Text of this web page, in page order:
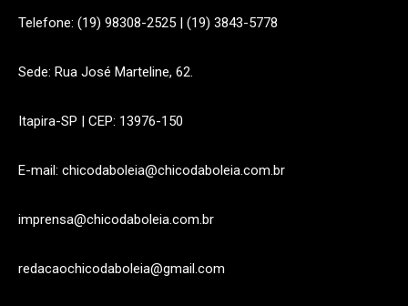
Telefone: (19) 98308-2525 | (19) 3843-5778
Sede: Rua José Marteline, 62.
Itapira-SP | CEP: 13976-150
E-mail: chicodaboleia@chicodaboleia.com.br
imprensa@chicodaboleia.com.br
redacaochicodaboleia@gmail.com